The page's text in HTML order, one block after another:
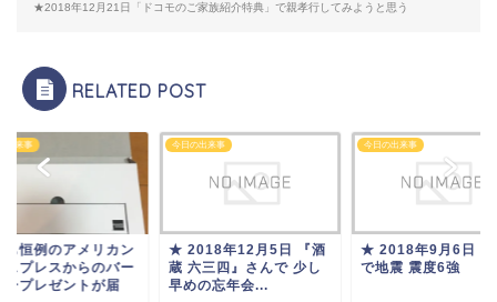
★2018年12月21日「ドコモのご家族紹介特典」で親孝行してみようと思う
RELATED POST
出来事
年12月5日 『酒
三四』さんで 少し
の忘年会...
今日の出来事
★ 2018年9月6日 北海道
で地震 震度6強
今日の出来事
今年も恒例のアメリ
エクスプレスからの